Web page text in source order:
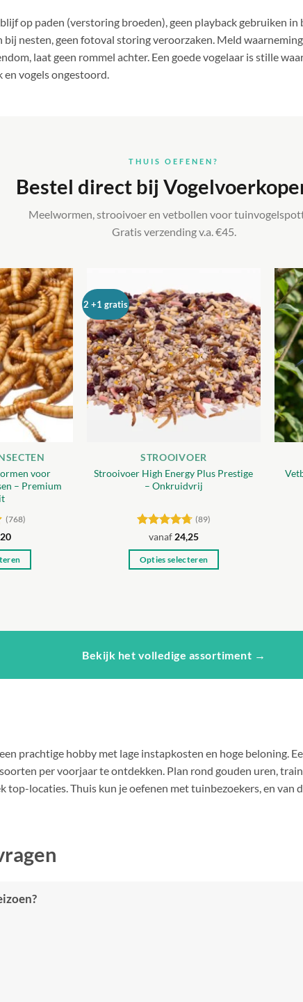
op paden (verstoring broeden), geen playback gebruiken
bij nesten, geen fotoval storing veroorzaken. Meld
laat geen rommel achter. Een goede vogelaar is stille
vogels ongestoord.
THUIS OEFENEN?
Bestel direct bij
Meelwormen, strooivoer en vetbollen voor
Gratis verzending v.a. €45.
Toevoegen
aan
verlanglijst
voor
– Premium
(768)
2 +1 gratis
Toevoegen
aan
verlanglijst
STROOIVOER
Strooivoer High Energy Plus Prestige
– Onkruidvrij
Gewaardeerd
(89)
vanaf 24,25
Opties selecteren
Deze
de
productpagina
Bekijk het volledige assortiment →
prachtige hobby met lage instapkosten en hoge beloning.
per voorjaar te ontdekken. Plan rond gouden uren,
top-locaties. Thuis kun je oefenen met tuinbezoekers, en van